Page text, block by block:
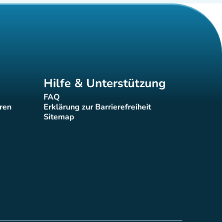
Hilfe & Unterstützung
FAQ(new tab)
Erklärung zur Barrierefreiheit
(new tab)
Sitemap(new tab)